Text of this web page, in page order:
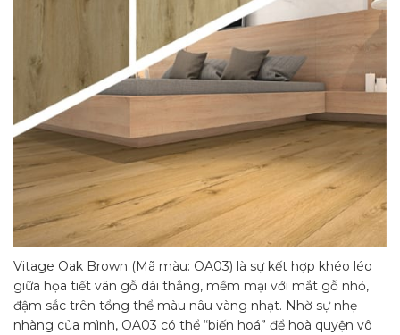
Vitage Oak Brown (Mã màu: OA03) là sự kết hợp khéo léo
giữa họa tiết vân gỗ dài thẳng, mềm mại với mắt gỗ nhỏ,
đậm sắc trên tổng thể màu nâu vàng nhạt. Nhờ sự nhẹ
nhàng của mình, OA03 có thể “biến hoá” để hoà quyện vô